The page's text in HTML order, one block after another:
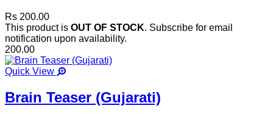
Rs 200.00
This product is OUT OF STOCK. Subscribe for email
notification upon availability.
200.00
Quick View
Brain Teaser (Gujarati)